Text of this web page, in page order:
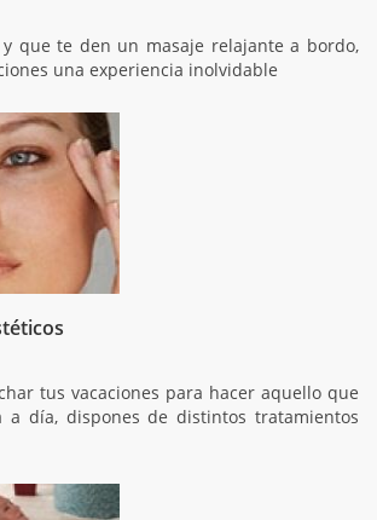
que te den un masaje relajante a bordo,
una experiencia inolvidable
tus vacaciones para hacer aquello que
día, dispones de distintos tratamientos